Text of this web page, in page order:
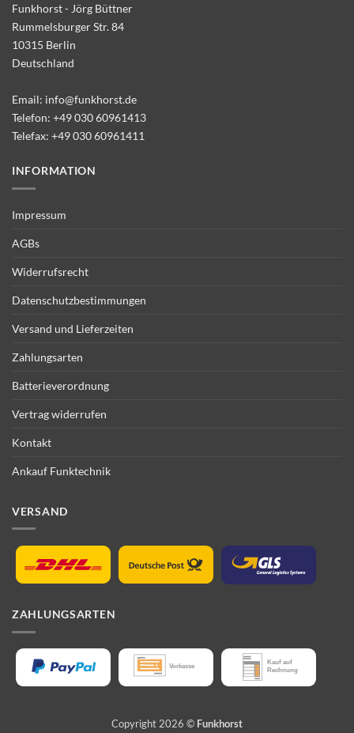
Funkhorst - Jörg Büttner
Rummelsburger Str. 84
10315 Berlin
Deutschland
Email: info@funkhorst.de
Telefon: +49 030 60961413
Telefax: +49 030 60961411
INFORMATION
Impressum
AGBs
Widerrufsrecht
Datenschutzbestimmungen
Versand und Lieferzeiten
Zahlungsarten
Batterieverordnung
Vertrag widerrufen
Kontakt
Ankauf Funktechnik
VERSAND
ZAHLUNGSARTEN
Copyright 2026 © Funkhorst